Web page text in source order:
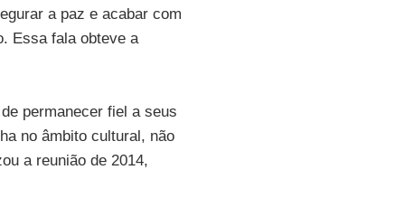
a paz e acabar com
Essa fala obteve a
permanecer fiel a seus
no âmbito cultural, não
a reunião de 2014,